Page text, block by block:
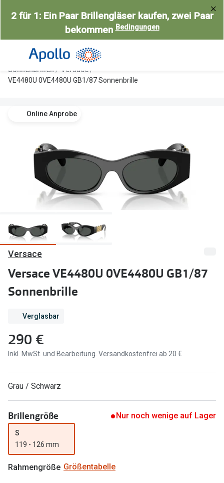
zum2 für 1: Ein Paar Brillengläser kaufen, zwei Paar
bekommen Bedingungen
Alle Brillen
Damen
Herren
Gleitsicht
Selbsttönende Brillen
Lesebrillen
Weitere Kategorien
Brillen Sale
Marken
Ray-Ban
DbyD
Prada
Seen
Miu Miu
alle Marken
Ratgeber
Gleitsicht Ratgeber
Brillenpass richtig lesen
Alle Brillen Ratgeber
Angebote
Mit
Ray-Ban
alle
Trends
Sonnenbrillen
Versace
VE4480U 0VE4480U GB1/87 Sonnenbrille
Online Anprobe
Versace
Versace VE4480U 0VE4480U GB1/87
Sonnenbrille
Verglasbar
290 €
Inkl. MwSt. und Bearbeitung. Versandkostenfrei ab 20 €
Grau / Schwarz
Brillengröße Nur noch wenige auf Lager
S
119 - 126 mm
Rahmengröße Größentabelle